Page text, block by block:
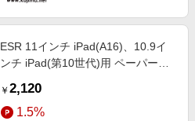
ESR 11インチ iPad(A16)、10.9イ
ンチ iPad(第10世代)用 ペーパーフ
1E07601001
￥ 2,120
1.5%